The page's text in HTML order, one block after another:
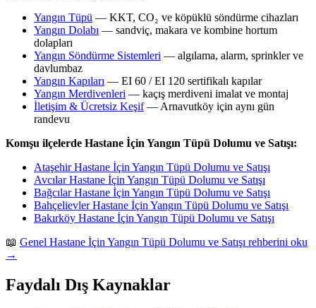
Yangın Tüpü — KKT, CO₂ ve köpüklü söndürme cihazları
Yangın Dolabı — sandviç, makara ve kombine hortum
dolapları
Yangın Söndürme Sistemleri — algılama, alarm, sprinkler ve
davlumbaz
Yangın Kapıları — EI 60 / EI 120 sertifikalı kapılar
Yangın Merdivenleri — kaçış merdiveni imalat ve montaj
İletişim & Ücretsiz Keşif— Arnavutköy için aynı gün
randevu
Komşu ilçelerde Hastane İçin Yangın Tüpü Dolumu ve Satışı:
Ataşehir Hastane İçin Yangın Tüpü Dolumu ve Satışı
Avcılar Hastane İçin Yangın Tüpü Dolumu ve Satışı
Bağcılar Hastane İçin Yangın Tüpü Dolumu ve Satışı
Bahçelievler Hastane İçin Yangın Tüpü Dolumu ve Satışı
Bakırköy Hastane İçin Yangın Tüpü Dolumu ve Satışı
📖 Genel Hastane İçin Yangın Tüpü Dolumu ve Satışı rehberini oku
→
Faydalı Dış Kaynaklar